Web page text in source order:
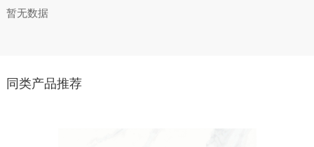
暂无数据
同类产品推荐